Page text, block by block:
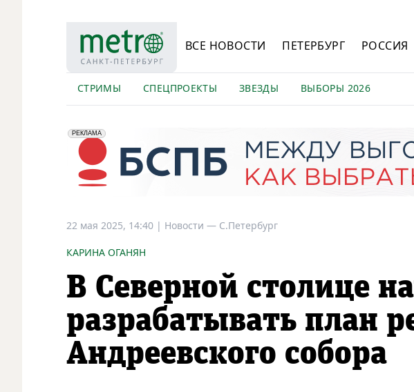
ВСЕ НОВОСТИ ПЕТЕРБУРГ РОССИЯ
СТРИМЫ СПЕЦПРОЕКТЫ ЗВЕЗДЫ ВЫБОРЫ 2026
erid: 2VfnxyFybV5
РЕКЛАМА
ПАО "Банк "Санкт-Петербург", ИНН: 7831000027
22 мая 2025, 14:40 | Новости — С.Петербург
КАРИНА ОГАНЯН
В Северной столице
разрабатывать план
Андреевского собора